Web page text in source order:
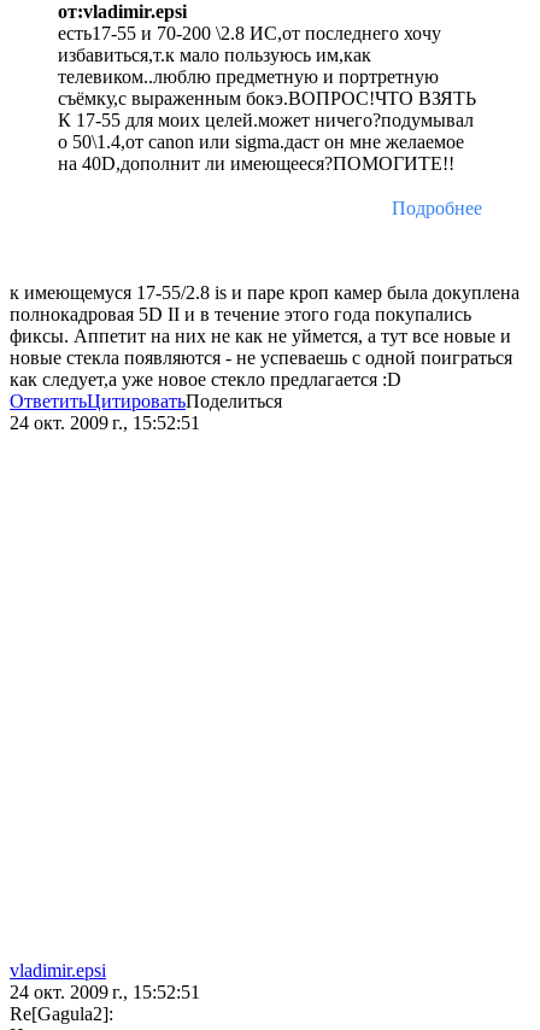
от:vladimir.epsi
есть17-55 и 70-200 \2.8 ИС,от последнего хочу
избавиться,т.к мало пользуюсь им,как
телевиком..люблю предметную и портретную
съёмку,с выраженным бокэ.ВОПРОС!ЧТО ВЗЯТЬ
К 17-55 для моих целей.может ничего?подумывал
о 50\1.4,от canon или sigma.даст он мне желаемое
на 40D,дополнит ли имеющееся?ПОМОГИТЕ!!
Подробнее
к имеющемуся 17-55/2.8 is и паре кроп камер была докуплена
полнокадровая 5D II и в течение этого года покупались
фиксы. Аппетит на них не как не уймется, а тут все новые и
новые стекла появляются - не успеваешь с одной поиграться
как следует,а уже новое стекло предлагается :D
ОтветитьЦитироватьПоделиться
24 окт. 2009 г., 15:52:51
vladimir.epsi
24 окт. 2009 г., 15:52:51
Re[Gagula2]: